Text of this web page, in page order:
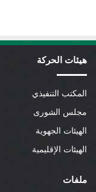
هيئات الحركة
المكتب التنفيذي
مجلس الشورى
الهيئات الجهوية
الهيئات الإقليمية
ملفات